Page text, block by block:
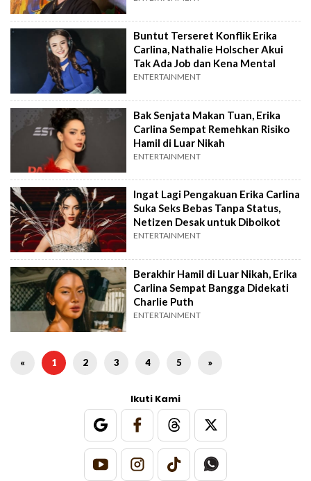
Buntut Terseret Konflik Erika
Carlina, Nathalie Holscher Akui
Tak Ada Job dan Kena Mental
ENTERTAINMENT
Bak Senjata Makan Tuan, Erika
Carlina Sempat Remehkan Risiko
Hamil di Luar Nikah
ENTERTAINMENT
Ingat Lagi Pengakuan Erika Carlina
Suka Seks Bebas Tanpa Status,
Netizen Desak untuk Diboikot
ENTERTAINMENT
Berakhir Hamil di Luar Nikah, Erika
Carlina Sempat Bangga Didekati
Charlie Puth
ENTERTAINMENT
« 1 2 3 4 5 »
Ikuti Kami